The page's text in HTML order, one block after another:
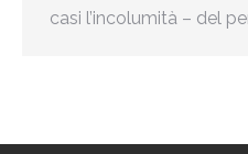
casi l’incolumità – del